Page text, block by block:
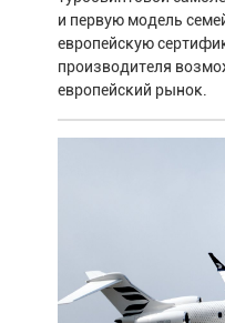
и первую модель
европейскую
производителя
европейский рынок.